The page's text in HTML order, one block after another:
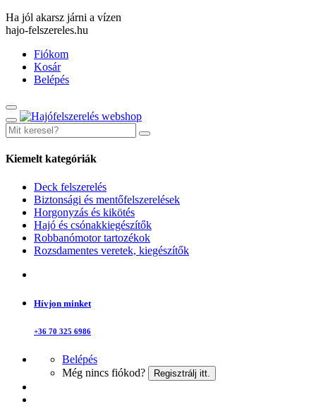
Ha jól akarsz járni a vízen
hajo-felszereles.hu
Fiókom
Kosár
Belépés
Kiemelt kategóriák
Deck felszerelés
Biztonsági és mentőfelszerelések
Horgonyzás és kikötés
Hajó és csónakkiegészítők
Robbanómotor tartozékok
Rozsdamentes veretek, kiegészítők
Hívjon minket
+36 70 325 6986
Belépés
Még nincs fiókod?
Regisztrálj itt.